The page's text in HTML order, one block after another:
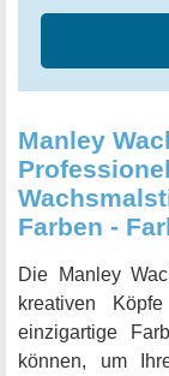
Manley
Farben -
Die Manley
kreativen
einzigartige
können, um